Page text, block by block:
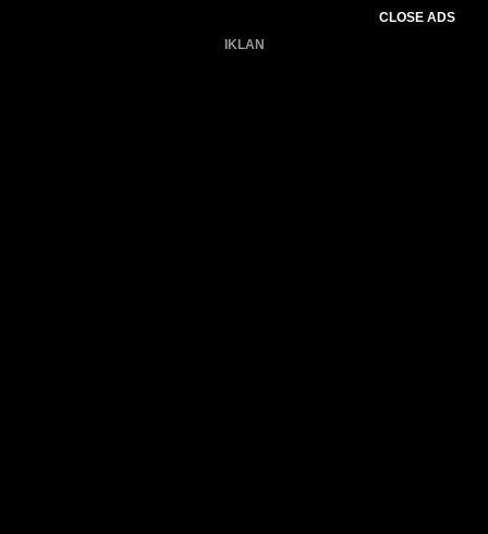
CLOSE ADS
IKLAN